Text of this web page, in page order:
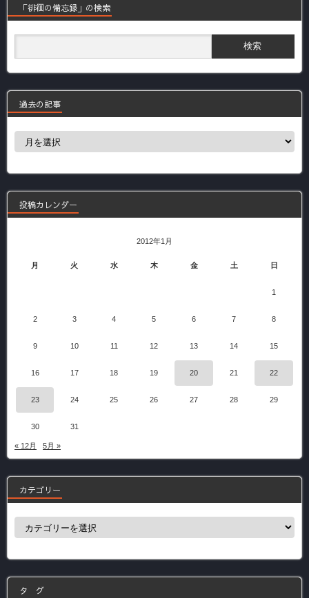
「徘徊の備忘録」の検索
過去の記事
過
事
投稿カレンダー
2012年1月
月 火 水 木 金 土 日
1
2 3 4 5 6 7 8
9 10 11 12 13 14 15
16 17 18 19 20 21 22
23 24 25 26 27 28 29
30 31
« 12月 5月 »
カテゴリー
カ
ー
タ グ